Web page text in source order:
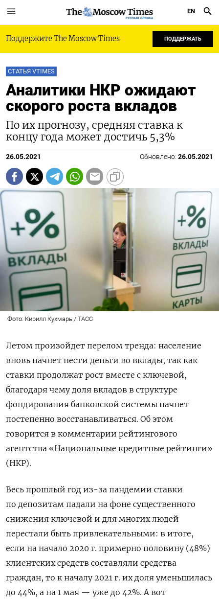
РУССКАЯ СЛУЖБА
EN
Поддержите The Moscow Times ПОДДЕРЖАТЬ
СТАТЬЯ VTIMES
Аналитики НКР ожидают
скорого роста вкладов
По их прогнозу, средняя ставка к
концу года может достичь 5,3%
26.05.2021 Обновлено: 26.05.2021
Фото: Кирилл Кухмарь / ТАСС
Летом произойдет перелом тренда: население
вновь начнет нести деньги во вклады, так как
ставки продолжат рост вместе с ключевой,
благодаря чему доля вкладов в структуре
фондирования банковской системы начнет
постепенно восстанавливаться. Об этом
говорится в комментарии рейтингового
агентства «Национальные кредитные рейтинги»
(НКР).
Весь прошлый год из-за пандемии ставки
по депозитам падали на фоне существенного
снижения ключевой и для многих людей
перестали быть привлекательными: в итоге,
если на начало 2020 г. примерно половину (48%)
клиентских средств составляли средства
граждан, то к началу 2021 г. их доля уменьшилась
до 44%, а на 1 мая — уже до 42%. А вот